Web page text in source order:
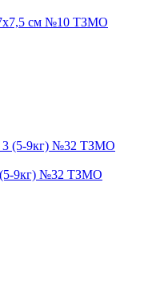
см №10 ТЗМО
(5-9кг) №32 ТЗМО